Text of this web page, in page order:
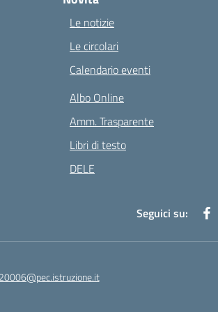
Le notizie
Le circolari
Calendario eventi
Albo Online
Amm. Trasparente
Libri di testo
DELE
Seguici su: